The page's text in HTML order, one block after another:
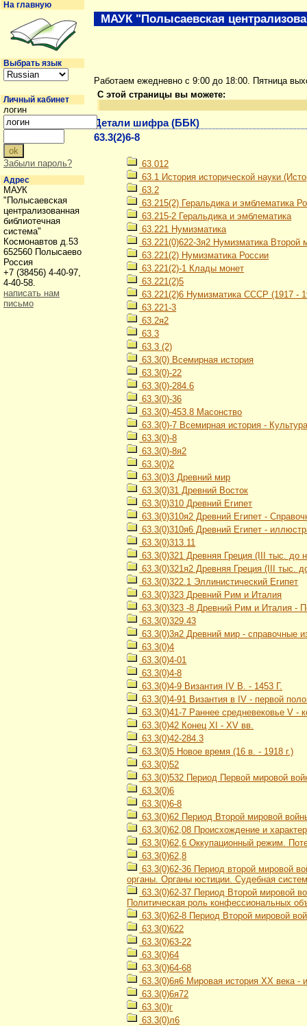
Работаем ежедневно с 9:00 до 18:00. Пятница
С этой страницы вы можете:
Детали шифра (ББК)
63.3(2)6-8
63.012
63.1 История исторической науки
63.2
63.215(2) Геральдика и эмблематика
63.215-2 Геральдика и эмблематика
63.221 Нумизматика
63.221(0)622-3я2 Нумизматика
63.221(2) Нумизматика России
63.221(2)-1 Клады монет
63.221(2)5
63.221(2)6 Нумизматика СССР (1917 -
63.221-3
63.2я2
63.3
63.3 (2)
63.3(0) Всемирная история
63.3(0)-22
63.3(0)-284.6
63.3(0)-36
63.3(0)-453.8 Масонство
63.3(0)-7 Всемирная история -
63.3(0)-8
63.3(0)-8я2
63.3(0)2
63.3(0)3 Древний мир
63.3(0)31 Древний Восток
63.3(0)310 Древний Египет
63.3(0)310я2 Древний Египет -
63.3(0)310я6 Древний Египет -
63.3(0)313.11
63.3(0)321 Древняя Греция (III тыс. до
63.3(0)321я2 Древняя Греция (III тыс.
63.3(0)322.1 Эллинистический Египет
63.3(0)323 Древний Рим и Италия
63.3(0)323 -8 Древний Рим и Италия -
63.3(0)329.43
63.3(0)3я2 Древний мир - справочные
63.3(0)4
63.3(0)4-01
63.3(0)4-8
63.3(0)4-9 Византия IV В. - 1453 Г.
63.3(0)4-91 Византия в IV - первой
63.3(0)41-7 Раннее средневековье V -
63.3(0)42 Конец XI - XV вв.
63.3(0)42-284.3
63.3(0)5 Новое время (16 в. - 1918 г.)
63.3(0)52
63.3(0)532 Период Первой мировой
63.3(0)6
63.3(0)6-8
63.3(0)62 Период Второй мировой
63.3(0)62,08 Происхождение и
63.3(0)62,6 Оккупационный режим.
63.3(0)62,8
63.3(0)62-36 Период второй мировой
органы. Органы юстиции. Судебная
63.3(0)62-37 Период Второй мировой
Политическая роль конфессиональных
63.3(0)62-8 Период Второй мировой
63.3(0)622
63.3(0)63-22
63.3(0)64
63.3(0)64-68
63.3(0)6я6 Мировая история ХХ века -
63.3(0)6я72
63.3(0)г
63.3(0)л6
МАУК "Полысаевская
На главную
Выбрать язык
Личный кабинет
логин
Забыли пароль?
Адрес
МАУК
"Полысаевская
централизованная
библиотечная
система"
Космонавтов д.53
652560 Полысаево
Россия
+7 (38456) 4-40-97,
4-40-58.
написать нам
письмо